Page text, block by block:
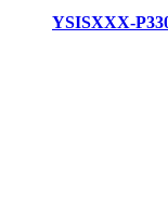
YSISXXX-